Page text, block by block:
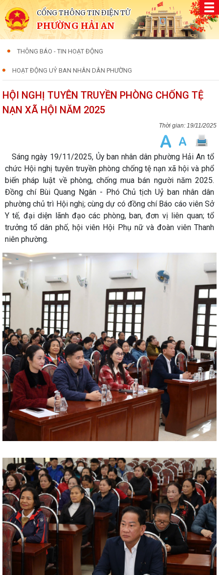
CỔNG THÔNG TIN ĐIỆN TỬ
PHƯỜNG HẢI AN
THÔNG BÁO - TIN HOẠT ĐỘNG
HOẠT ĐỘNG UỶ BAN NHÂN DÂN PHƯỜNG
HỘI NGHỊ TUYÊN TRUYỀN PHÒNG CHỐNG TỆ
NẠN XÃ HỘI NĂM 2025
19/11/2025
Sáng ngày 19/11/2025, Ủy ban nhân dân phường Hải An tổ
chức Hội nghị tuyên truyền phòng chống tệ nạn xã hội và phổ
biến pháp luật về phòng, chống mua bán người năm 2025.
Đồng chí Bùi Quang Ngân - Phó Chủ tịch Uỷ ban nhân dân
phường chủ trì Hội nghị; cùng dự có đồng chí Báo cáo viên Sở
Y tế, đại diện lãnh đạo các phòng, ban, đơn vị liên quan; tổ
trưởng tổ dân phố, hội viên Hội Phụ nữ và đoàn viên Thanh
niên phường.